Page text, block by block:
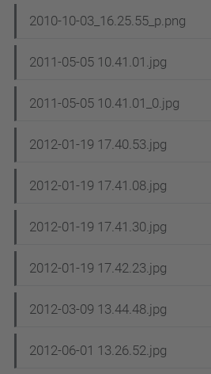
2010-10-03_16.25.55_p.png
2011-05-05 10.41.01.jpg
2011-05-05 10.41.01_0.jpg
2012-01-19 17.40.53.jpg
2012-01-19 17.41.08.jpg
2012-01-19 17.41.30.jpg
2012-01-19 17.42.23.jpg
2012-03-09 13.44.48.jpg
2012-06-01 13.26.52.jpg